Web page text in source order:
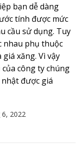
bạn dễ dàng
tính được mức
cầu sử dụng. Tuy
nhau phụ thuộc
xăng. Vì vậy
công ty chúng
được giá
6, 2022